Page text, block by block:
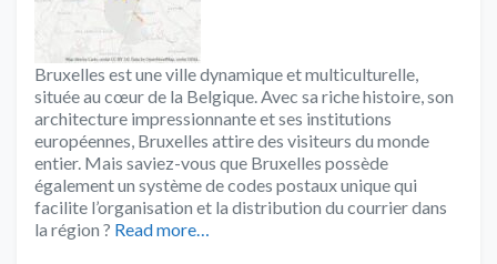
Bruxelles est une ville dynamique et multiculturelle,
située au cœur de la Belgique. Avec sa riche histoire, son
architecture impressionnante et ses institutions
européennes, Bruxelles attire des visiteurs du monde
entier. Mais saviez-vous que Bruxelles possède
également un système de codes postaux unique qui
facilite l’organisation et la distribution du courrier dans
la région ? Read more…